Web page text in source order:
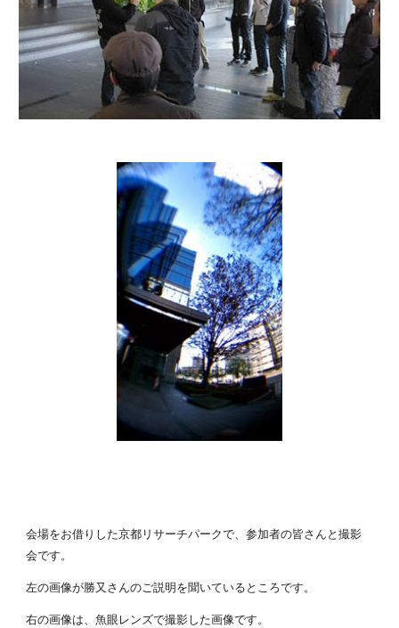
会場をお借りした京都リサーチパークで、参加者の皆さんと撮影
会です。
左の画像が勝又さんのご説明を聞いているところです。
右の画像は、魚眼レンズで撮影した画像です。